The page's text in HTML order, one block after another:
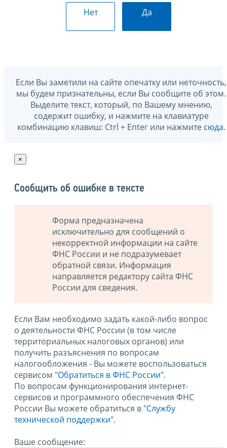
Нет Да
Если Вы заметили на сайте опечатку или неточность,
мы будем признательны, если Вы сообщите об этом.
Выделите текст, который, по Вашему мнению,
содержит ошибку, и нажмите на клавиатуре
комбинацию клавиш: Ctrl + Enter или нажмите сюда.
×
Сообщить об ошибке в тексте
Форма предназначена
исключительно для сообщений о
некорректной информации на сайте
ФНС России и не подразумевает
обратной связи. Информация
направляется редактору сайта ФНС
России для сведения.
Если Вам необходимо задать какой-либо вопрос
о деятельности ФНС России (в том числе
территориальных налоговых органов) или
получить разъяснения по вопросам
налогообложения - Вы можете воспользоваться
сервисом "Обратиться в ФНС России".
По вопросам функционирования интернет-
сервисов и программного обеспечения ФНС
России Вы можете обратиться в "Службу
технической поддержки".
Ваше сообщение: